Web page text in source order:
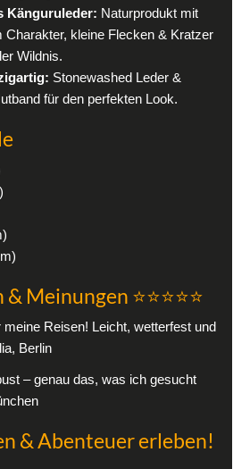
Känguruleder: Naturprodukt mit
Charakter, kleine Flecken & Kratzer
Wildnis.
Stonewashed Leder &
für den perfekten Look.
Meinungen ⭐⭐⭐⭐⭐
Reisen! Leicht, wetterfest und
Berlin
– genau das, was ich gesucht
& Abenteuer erleben!